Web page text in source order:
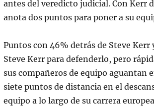
antes del veredicto judicial. Con Kerr
anota dos puntos para poner a su
Puntos con 46% detrás de Steve Kerr
Steve Kerr para defenderlo, pero
sus compañeros de equipo aguantan
siete puntos de distancia en el
equipo a lo largo de su carrera